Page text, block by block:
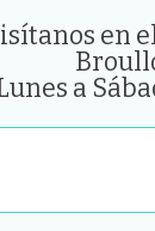
en
a